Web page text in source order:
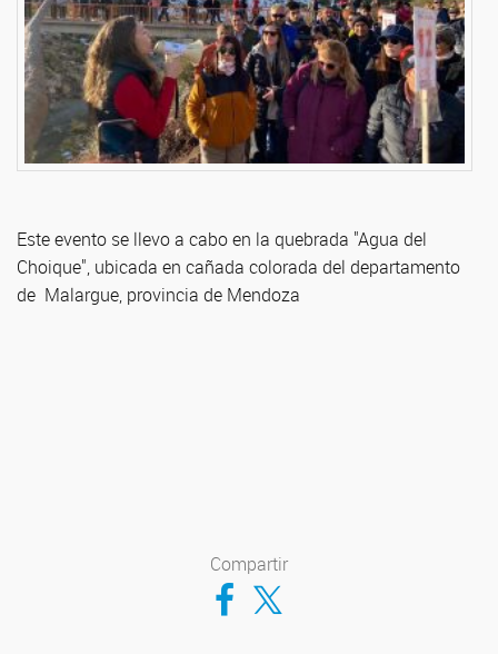
Este evento se llevo a cabo en la quebrada "Agua del
Choique", ubicada en cañada colorada del departamento
de Malargue, provincia de Mendoza
Compartir
Compartir en Facebook
Compartir en Twitter